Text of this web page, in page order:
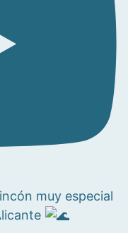
muy especial